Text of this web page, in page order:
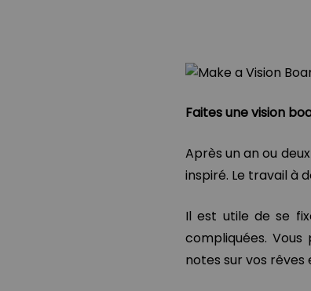
Faites une vision
Après un an ou
inspiré. Le travail à
Il est utile de se
compliquées.
notes sur vos rêves